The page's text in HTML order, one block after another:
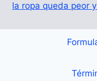
la ropa queda peor